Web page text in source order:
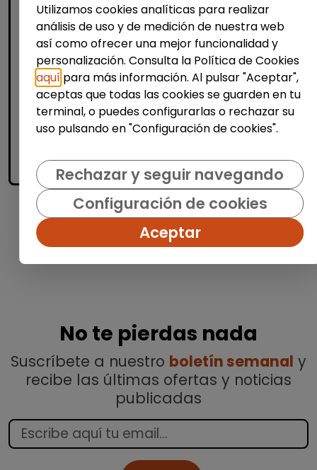
¿Quiénes somos? En Fundación GoodJob
trabajamos por la inclusión laboral de
PERSONAS CON DISCAPACIDAD en entornos
tecnológicos de primer nivel. ¿...
% de respuesta: 93,75%
Me interesa
accessibility_newPersonas con discapacidad
1
No te pierdas nada
Suscríbete a nuestro boletín semanal y
recibe las últimas ofertas y noticias
publicadas
Utilizamos cookies analíticas para realizar
análisis de uso y de medición de nuestra web
así como ofrecer una mejor funcionalidad y
personalización. Consulta la Política de Cookies
aquí para más información. Al pulsar "Aceptar",
aceptas que todas las cookies se guarden en tu
terminal, o puedes configurarlas o rechazar su
uso pulsando en "Configuración de cookies".
Rechazar y seguir navegando
Configuración de cookies
Aceptar